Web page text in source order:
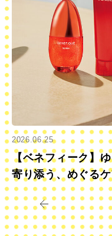
2026.06.25
【ベネフィーク】
寄り添う、めぐる
きに